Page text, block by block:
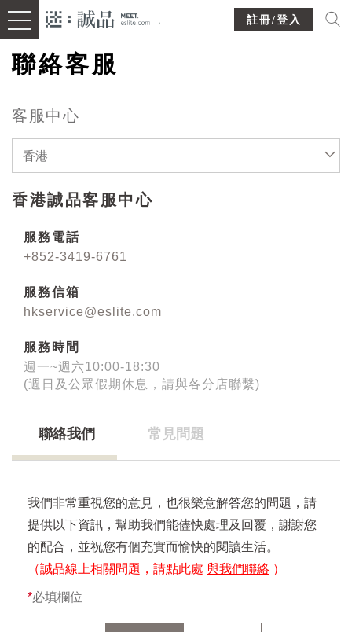
註冊/登入
聯絡客服
客服中心
香港
香港誠品客服中心
服務電話
+852-3419-6761
服務信箱
hkservice@eslite.com
服務時間
週一~週六10:00-18:30
(週日及公眾假期休息，請與各分店聯繫)
聯絡我們 常見問題
我們非常重視您的意見，也很樂意解答您的問題，請
提供以下資訊，幫助我們能儘快處理及回覆，謝謝您
的配合，並祝您有個充實而愉快的閱讀生活。
（誠品線上相關問題，請點此處 與我們聯絡 ）
*必填欄位